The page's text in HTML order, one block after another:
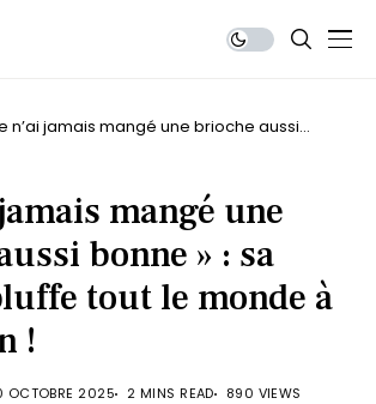
n’ai jamais mangé une brioche aussi
mangé une
bonne » : sa
tout le monde à
!
OCTOBRE 2025 2 MINS READ 890 VIEWS